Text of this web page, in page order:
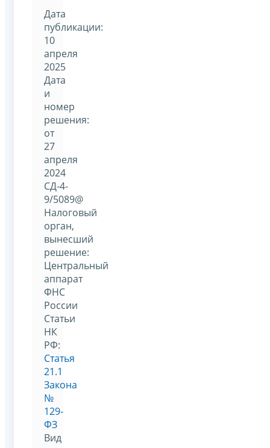
Дата
публикации:
10
апреля
2025
Дата
и
номер
решения:
от
27
апреля
2024
СД-4-
9/5089@
Налоговый
орган,
вынесший
решение:
Центральный
аппарат
ФНС
России
Статьи
НК
РФ:
Статья
21.1
Закона
№
129-
ФЗ
Вид